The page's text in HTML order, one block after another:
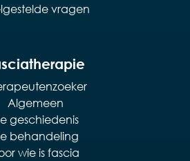
vragen
Algemeen
geschiedenis
behandeling
wie is fascia